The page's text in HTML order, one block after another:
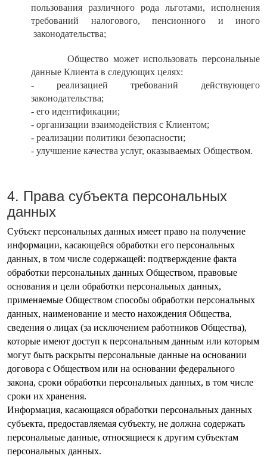
пользования различного рода льготами, исполнения
требований налогового, пенсионного и иного
законодательства;
Общество может использовать персональные
данные Клиента в следующих целях:
- реализацией требований действующего
законодательства;
- его идентификации;
- организации взаимодействия с Клиентом;
- реализации политики безопасности;
- улучшение качества услуг, оказываемых Обществом.
4. Права субъекта персональных
данных
Субъект персональных данных имеет право на получение
информации, касающейся обработки его персональных
данных, в том числе содержащей: подтверждение факта
обработки персональных данных Обществом, правовые
основания и цели обработки персональных данных,
применяемые Обществом способы обработки персональных
данных, наименование и место нахождения Общества,
сведения о лицах (за исключением работников Общества),
которые имеют доступ к персональным данным или которым
могут быть раскрыты персональные данные на основании
договора с Обществом или на основании федерального
закона, сроки обработки персональных данных, в том числе
сроки их хранения.
Информация, касающаяся обработки персональных данных
субъекта, предоставляемая субъекту, не должна содержать
персональные данные, относящиеся к другим субъектам
персональных данных.